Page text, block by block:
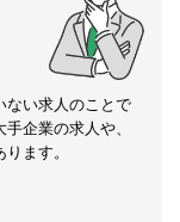
ない求人のことで
企業の求人や、
ます。